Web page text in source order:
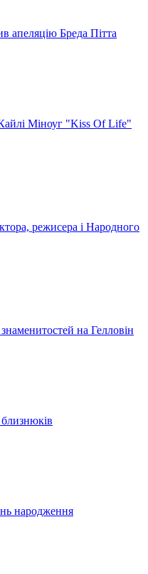
апеляцію Бреда Пітта
Міноуг "Kiss Of Life"
режисера і Народного
на Гелловін
народження